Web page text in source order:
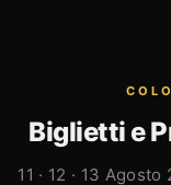
Biglietti e
11 · 12 · 13